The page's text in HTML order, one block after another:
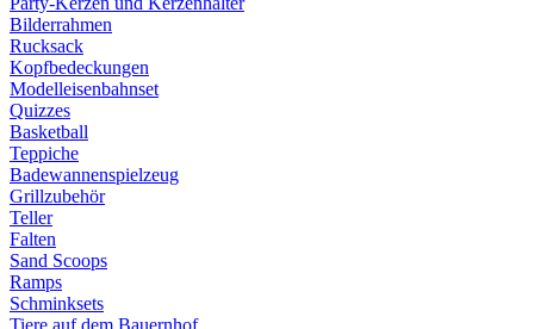
Bilderrahmen
Rucksack
Kopfbedeckungen
Modelleisenbahnset
Quizzes
Basketball
Teppiche
Badewannenspielzeug
Grillzubehör
Teller
Falten
Sand Scoops
Ramps
Schminksets
Tiere auf dem Bauernhof